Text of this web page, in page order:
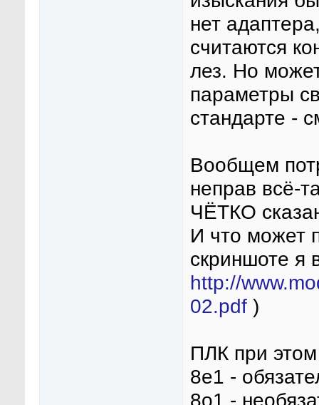
нет
считаются
лез. Но
параметры
стандарте -
Вообщем
неправ всё-
ЧЁТКО
И что может
скриншоте я
http://
02.pdf )
ПЛК при
8e1 -
8o1 -